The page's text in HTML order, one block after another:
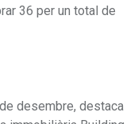
36 per un total de
desembre, destaca